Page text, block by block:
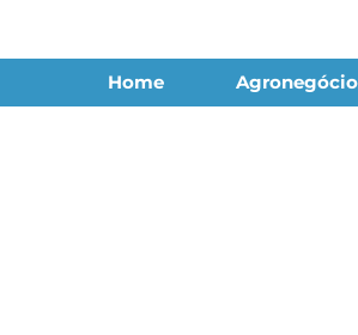
Home Agronegócio